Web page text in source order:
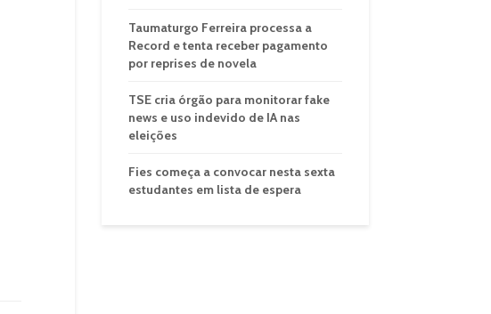
Taumaturgo Ferreira processa a
Record e tenta receber pagamento
por reprises de novela
TSE cria órgão para monitorar fake
news e uso indevido de IA nas
eleições
Fies começa a convocar nesta sexta
estudantes em lista de espera